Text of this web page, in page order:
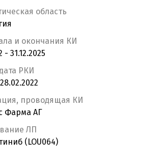
область
и окончания КИ
- 31.12.2025
РКИ
проводящая КИ
Фарма АГ
ЛП
(LOU064)